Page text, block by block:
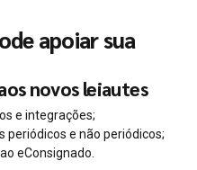
apoiar sua
novos leiautes
e integrações;
periódicos e não periódicos;
eConsignado.